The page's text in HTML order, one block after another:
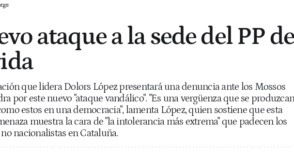
ataque a la sede del PP de
que lidera Dolors López presentará una denuncia ante los Mossos
por este nuevo "ataque vandálico". "Es una vergüenza que se produzcan
estos en una democracia", lamenta López, quien sostiene que esta
muestra la cara de "la intolerancia más extrema" que padecen los
nacionalistas en Cataluña.